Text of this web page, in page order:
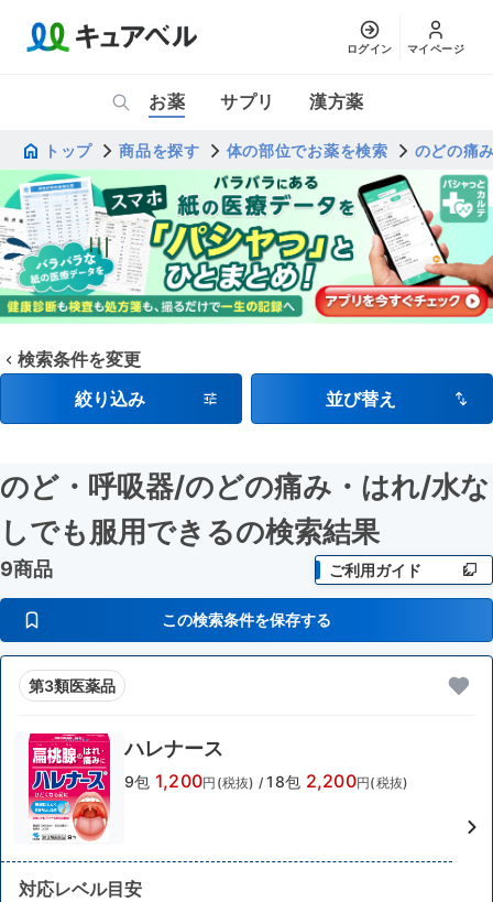
ログイン マイページ
お薬 サプリ 漢方薬
トップ 商品を探す 体の部位でお薬を検索 のどの痛
検索条件を変更
絞り込み
並び替え
のど・呼吸器/のどの痛み・はれ/水な
しでも服用できるの検索結果
9商品 ご利用ガイド
この検索条件を保存する
第3類医薬品
ハレナース
9包 1,200円(税抜) / 18包 2,200円(税抜)
対応レベル目安